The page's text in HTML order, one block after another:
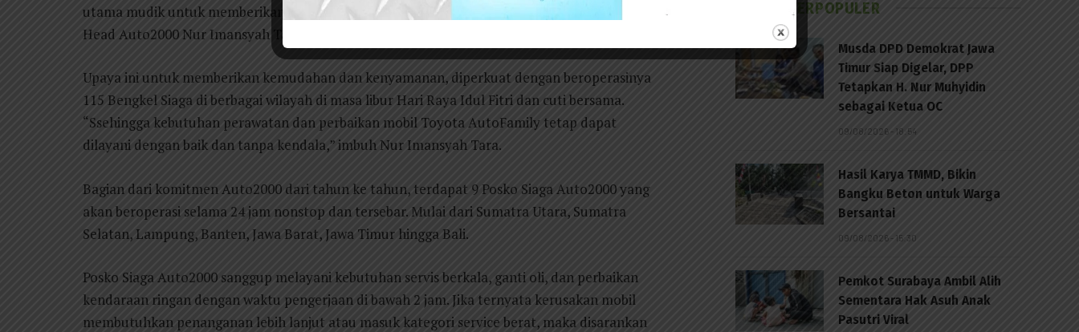
utama mudik untuk memberikan rasa tenang kepada AutoFamily,” kata Marketing Division
Head Auto2000 Nur Imansyah Tara, Jumat (5/4).
Upaya ini untuk memberikan kemudahan dan kenyamanan, diperkuat dengan beroperasinya
115 Bengkel Siaga di berbagai wilayah di masa libur Hari Raya Idul Fitri dan cuti bersama.
“Ssehingga kebutuhan perawatan dan perbaikan mobil Toyota AutoFamily tetap dapat
dilayani dengan baik dan tanpa kendala,” imbuh Nur Imansyah Tara.
Bagian dari komitmen Auto2000 dari tahun ke tahun, terdapat 9 Posko Siaga Auto2000 yang
akan beroperasi selama 24 jam nonstop dan tersebar. Mulai dari Sumatra Utara, Sumatra
Selatan, Lampung, Banten, Jawa Barat, Jawa Timur hingga Bali.
Posko Siaga Auto2000 sanggup melayani kebutuhan servis berkala, ganti oli, dan perbaikan
kendaraan ringan dengan waktu pengerjaan di bawah 2 jam. Jika ternyata kerusakan mobil
membutuhkan penanganan lebih lanjut atau masuk kategori service berat, maka disarankan
BERITA TERPOPULER
Musda DPD Demokrat Jawa
Timur Siap Digelar, DPP
Tetapkan H. Nur Muhyidin
sebagai Ketua OC
09/08/2026 - 18:54
Hasil Karya TMMD, Bikin
Bangku Beton untuk Warga
Bersantai
09/08/2026 - 15:30
Pemkot Surabaya Ambil Alih
Sementara Hak Asuh Anak
Pasutri Viral